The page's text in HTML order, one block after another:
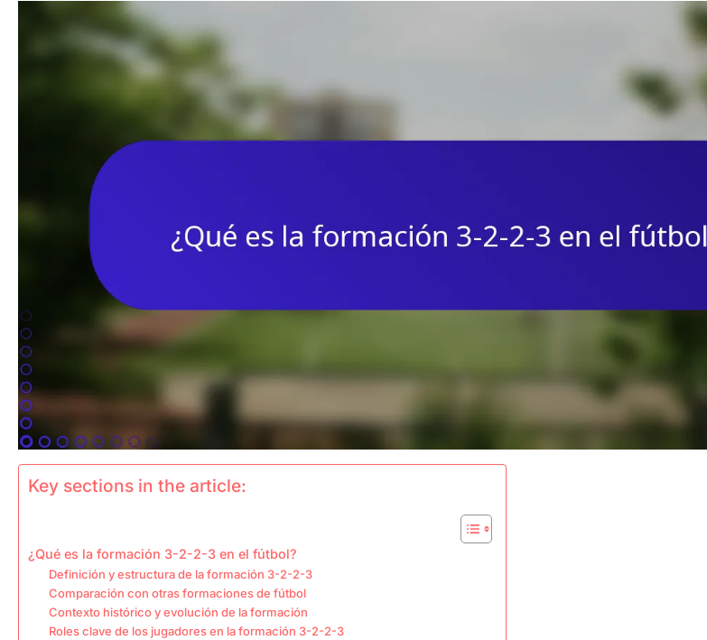
Key sections in the article:
¿Qué es la formación 3-2-2-3 en el fútbol?
Definición y estructura de la formación 3-2-2-3
Comparación con otras formaciones de fútbol
Contexto histórico y evolución de la formación
Roles clave de los jugadores en la formación 3-2-2-3